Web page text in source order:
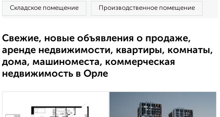
Складское помещение Производственное помещение
Свежие, новые объявления о продаже,
аренде недвижимости, квартиры, комнаты,
дома, машиноместа, коммерческая
недвижимость в Орле